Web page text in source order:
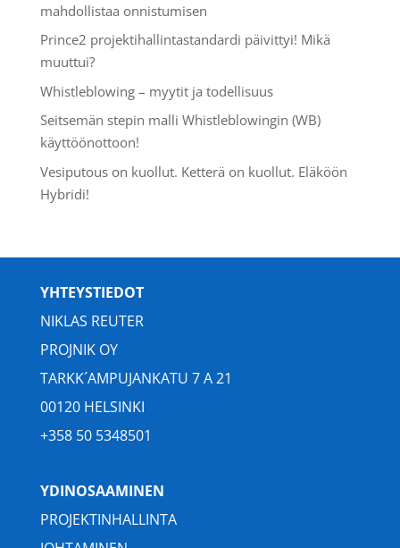
mahdollistaa onnistumisen
Prince2 projektihallintastandardi päivittyi! Mikä
muuttui?
Whistleblowing – myytit ja todellisuus
Seitsemän stepin malli Whistleblowingin (WB)
käyttöönottoon!
Vesiputous on kuollut. Ketterä on kuollut. Eläköön
Hybridi!
YHTEYSTIEDOT
NIKLAS REUTER
PROJNIK OY
TARKK´AMPUJANKATU 7 A 21
00120 HELSINKI
+358 50 5348501
YDINOSAAMINEN
PROJEKTINHALLINTA